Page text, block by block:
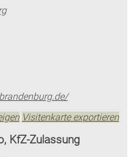
Visitenkarte exportieren
KfZ-Zulassung